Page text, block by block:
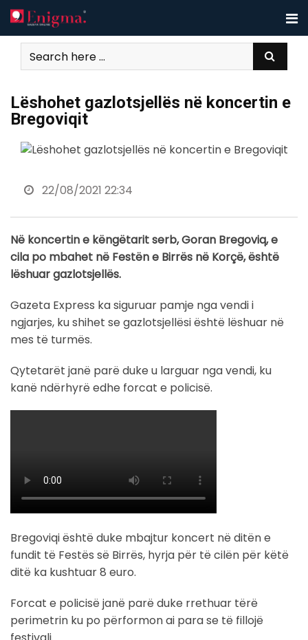
Skip
to
content
Lëshohet gazlotsjellës në koncertin e
Bregoviqit
22/08/2021 22:34
Në koncertin e këngëtarit serb, Goran Bregoviq, e
cila po mbahet në Festën e Birrës në Korçë, është
lëshuar gazlotsjellës.
Gazeta Express ka siguruar pamje nga vendi i
ngjarjes, ku shihet se gazlotsjellësi është lëshuar në
mes të turmës.
Qytetarët janë parë duke u larguar nga vendi, ku
kanë ndërhyrë edhe forcat e policisë.
Bregoviqi është duke mbajtur koncert në ditën e
fundit të Festës së Birrës, hyrja për të cilën për këtë
ditë ka kushtuar 8 euro.
Forcat e policisë janë parë duke rrethuar tërë
perimetrin ku po përformon ai para se të fillojë